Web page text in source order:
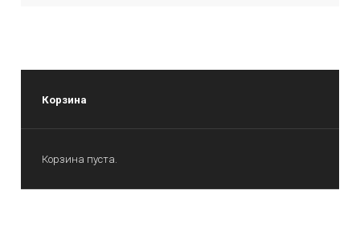
Корзина
Корзина пуста.